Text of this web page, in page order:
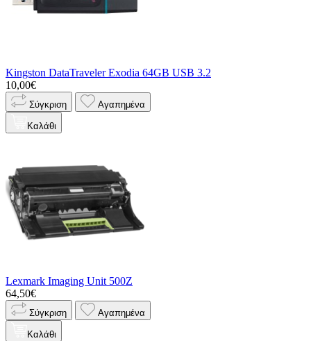
Kingston DataTraveler Exodia 64GB USB 3.2
10,00€
Σύγκριση Αγαπημένα
Καλάθι
Lexmark Imaging Unit 500Z
64,50€
Σύγκριση Αγαπημένα
Καλάθι